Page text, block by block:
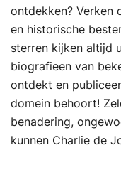
ontdekken? Verken
en historische
sterren kijken altijd
biografieen van
ontdekt en
domein behoort!
benadering,
kunnen Charlie de